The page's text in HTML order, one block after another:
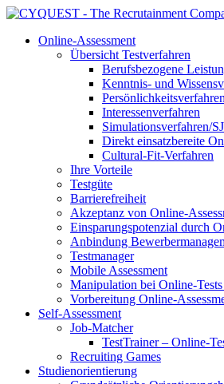
Online-Assessment
Übersicht Testverfahren
Berufsbezogene
Kenntnis- und
Persönlichkeitsverfahren
Interessenverfahren
Simulationsverfahren/
Direkt einsatzbereite
Cultural-Fit-Verfahren
Ihre Vorteile
Testgüte
Barrierefreiheit
Akzeptanz von Online-
Einsparungspotenzial durch
Anbindung
Testmanager
Mobile Assessment
Manipulation bei Online-
Vorbereitung Online-
Self-Assessment
Job-Matcher
TestTrainer – Online-
Recruiting Games
Studienorientierung